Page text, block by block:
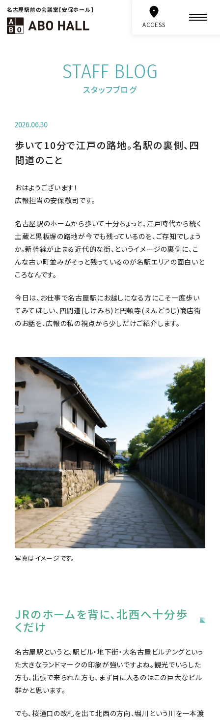
名古屋駅前の会議室【安保ホール】
ACCESS
スタッフブログ
STAFF BLOG
歩いて10分で江戸の路地。名駅の裏側、四
間道のこと
2026.06.30
おはようございます！
広報担当の安保敬司です。
名古屋駅のホームから歩いて十分ちょっと、江戸時代から続く
土蔵と黒板塀の路地が今でも残っているのを、ご存知でしょう
か。新幹線が止まる近代的な街、というイメージの裏側に、こ
んな古い町並みがそっと残っているのが名駅エリアの面白いと
ころなんです。
今日は、お仕事で名古屋駅にお越しになる方にこそ一度歩い
てみてほしい、四間道(しけみち)と円頓寺(えんどうじ)商店街
のお話を、広報の私の視点から少しだけご紹介します。
写真はイメージです。
JRのホームを背に、北西へ十分歩
くだけ
名古屋駅というと、駅ビル・地下街・大名古屋ビルヂングといっ
た大きなランドマークの印象が強いですよね。観光でいらした
方も、出張で来られた方も、まず目に入るのはこの巨大なビル
群かと思います。
でも、桜通口の改札を出て北西の方向、堀川という川を一本渡